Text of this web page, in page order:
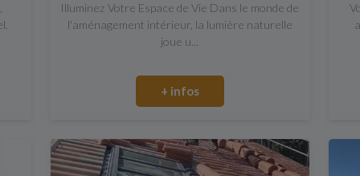
Illuminez Votre Espace de Vie Dans le monde de
l'aménagement intérieur, la lumière naturelle
joue u...
+ infos